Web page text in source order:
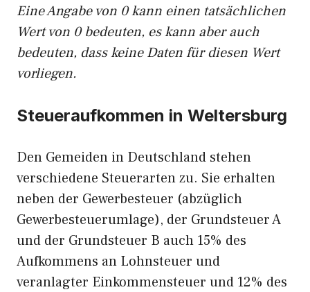
Eine Angabe von 0 kann einen tatsächlichen
Wert von 0 bedeuten, es kann aber auch
bedeuten, dass keine Daten für diesen Wert
vorliegen.
Steueraufkommen in Weltersburg
Den Gemeiden in Deutschland stehen
verschiedene Steuerarten zu. Sie erhalten
neben der Gewerbesteuer (abzüglich
Gewerbesteuerumlage), der Grundsteuer A
und der Grundsteuer B auch 15% des
Aufkommens an Lohnsteuer und
veranlagter Einkommensteuer und 12% des